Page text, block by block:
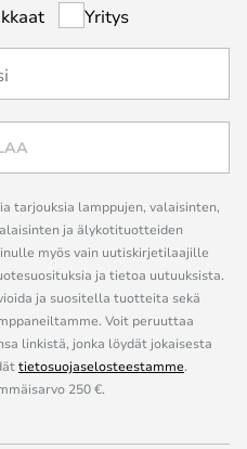
Yritys
tarjouksia lamppujen, valaisinten,
ja älykotituotteiden
myös vain uutiskirjetilaajille
ja tietoa uutuuksista.
ja suositella tuotteita sekä
Voit peruuttaa
linkistä, jonka löydät jokaisesta
tietosuojaselosteestamme.
250 €.